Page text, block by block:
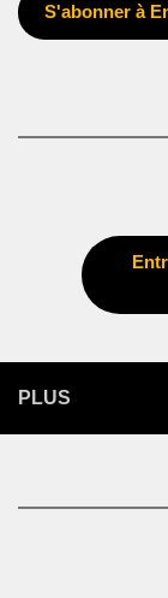
S'abonner à
PLUS